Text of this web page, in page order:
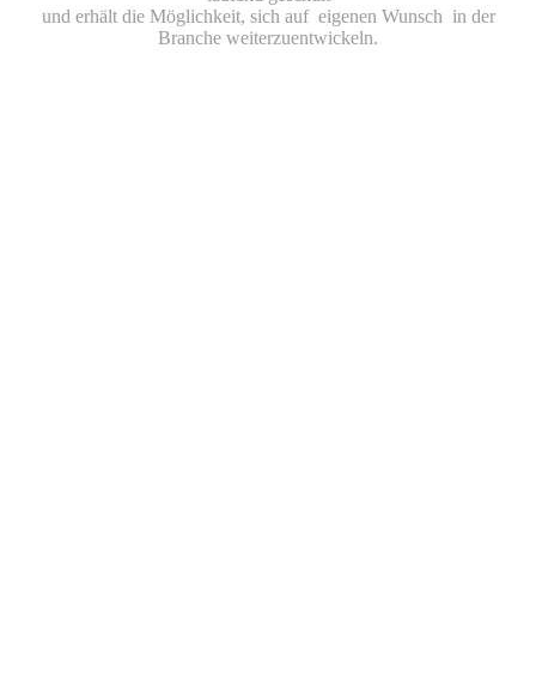
und erhält die Möglichkeit, sich auf eigenen Wunsch in der
Branche weiterzuentwickeln.